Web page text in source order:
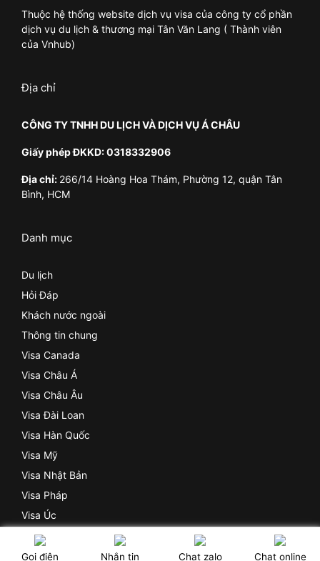
Thuộc hệ thống website dịch vụ visa của công ty cổ phần
dịch vụ du lịch & thương mại Tân Văn Lang ( Thành viên
của Vnhub)
Địa chỉ
CÔNG TY TNHH DU LỊCH VÀ DỊCH VỤ Á CHÂU
Giấy phép ĐKKD: 0318332906
Địa chỉ: 266/14 Hoàng Hoa Thám, Phường 12, quận Tân
Bình, HCM
Danh mục
Du lịch
Hỏi Đáp
Khách nước ngoài
Thông tin chung
Visa Canada
Visa Châu Á
Visa Châu Âu
Visa Đài Loan
Visa Hàn Quốc
Visa Mỹ
Visa Nhật Bản
Visa Pháp
Visa Úc
Visa Ý (Italya)
Gọi điện Nhắn tin Chat zalo Chat online